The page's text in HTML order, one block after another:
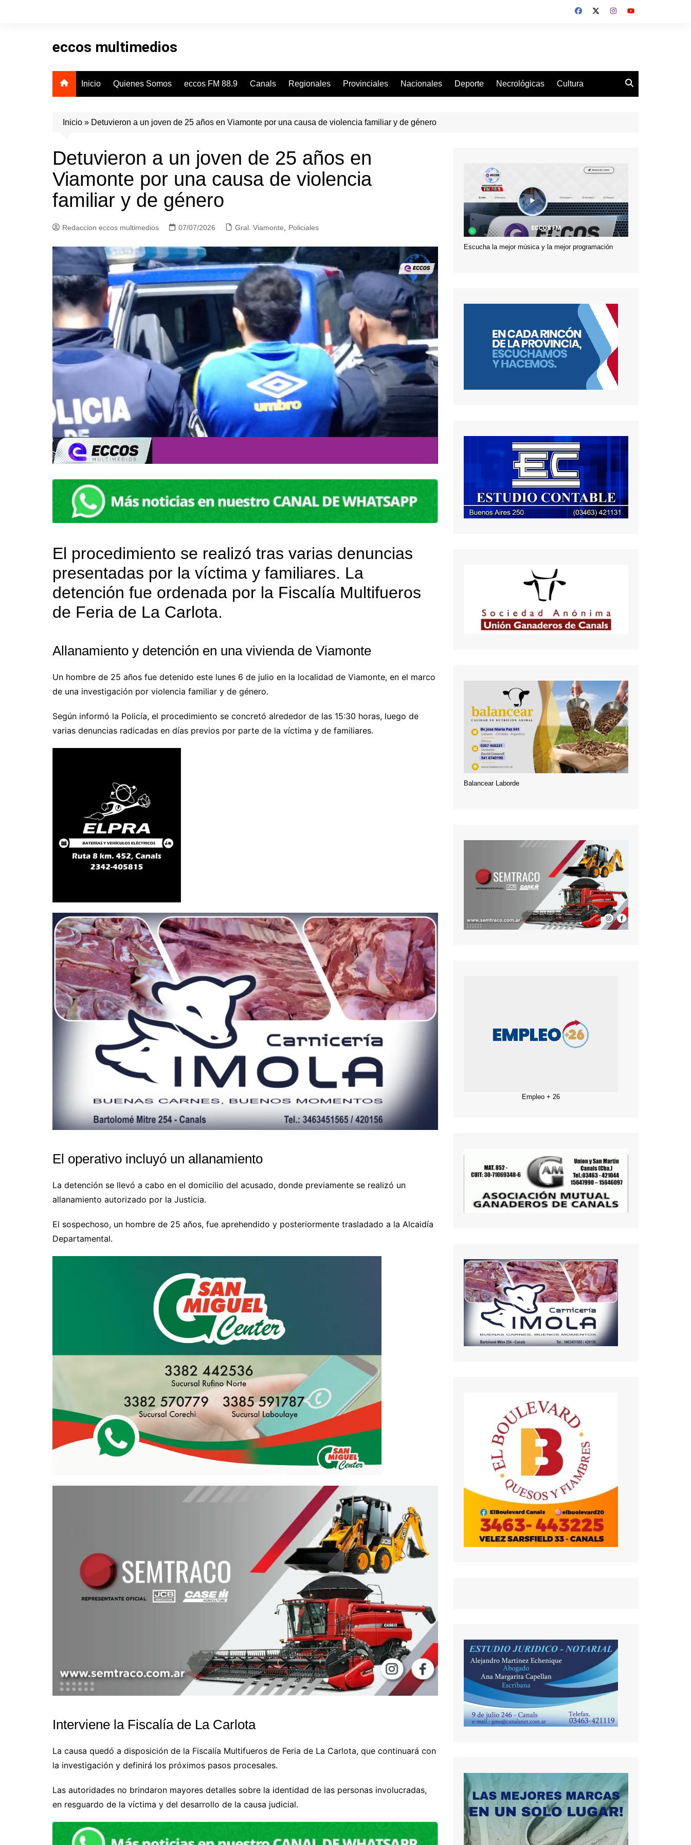
eccos multimedios
Inicio Quienes Somos eccos FM 88.9 Canals Regionales Provinciales Nacionales Deporte Necrológicas Cultura
Inicio » Detuvieron a un joven de 25 años en Viamonte por una causa de violencia familiar y de género
Detuvieron a un joven de 25 años en
Viamonte por una causa de violencia
familiar y de género
Redaccion eccos multimedios 07/07/2026 Gral. Viamonte Policiales
El procedimiento se realizó tras varias denuncias
presentadas por la víctima y familiares. La
detención fue ordenada por la Fiscalía Multifueros
de Feria de La Carlota.
Allanamiento y detención en una vivienda de Viamonte
Un hombre de 25 años fue detenido este lunes 6 de julio en la localidad de Viamonte, en el marco
de una investigación por violencia familiar y de género.
Según informó la Policía, el procedimiento se concretó alrededor de las 15:30 horas, luego de
varias denuncias radicadas en días previos por parte de la víctima y de familiares.
El operativo incluyó un allanamiento
La detención se llevó a cabo en el domicilio del acusado, donde previamente se realizó un
allanamiento autorizado por la Justicia.
El sospechoso, un hombre de 25 años, fue aprehendido y posteriormente trasladado a la Alcaidía
Departamental.
Interviene la Fiscalía de La Carlota
La causa quedó a disposición de la Fiscalía Multifueros de Feria de La Carlota, que continuará con
la investigación y definirá los próximos pasos procesales.
Las autoridades no brindaron mayores detalles sobre la identidad de las personas involucradas,
en resguardo de la víctima y del desarrollo de la causa judicial.
Escucha la mejor música y la mejor programación
Balancear Laborde
Empleo + 26